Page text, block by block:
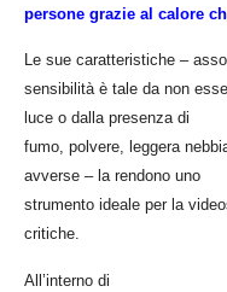
persone grazie al calore
Le sue caratteristiche –
sensibilità è tale da non
luce o dalla presenza di
fumo, polvere, leggera
avverse –la rendono uno
strumento ideale per la
critiche.
All’interno di